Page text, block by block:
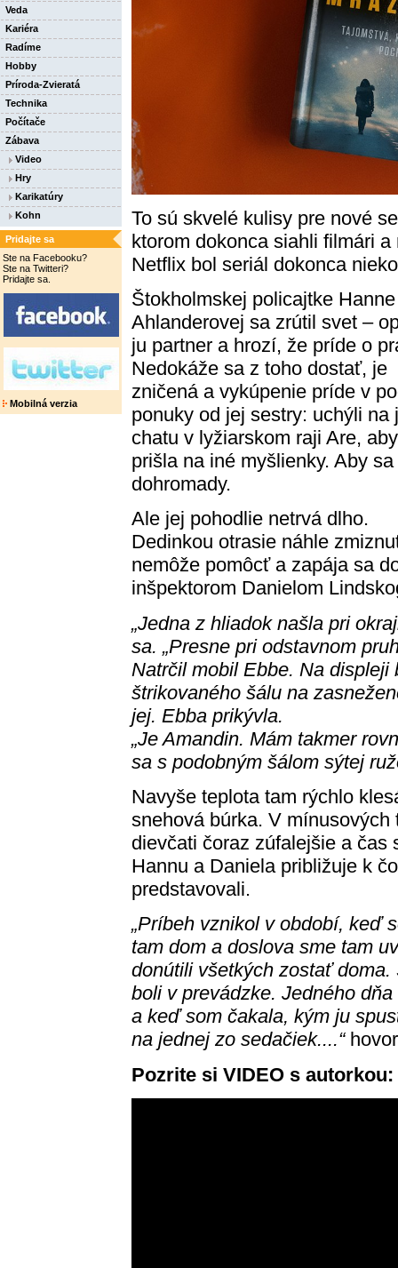
Veda
Kariéra
Radíme
Hobby
Príroda-Zvieratá
Technika
Počítače
Zábava
Video
Hry
Karikatúry
Kohn
Pridajte sa
Ste na Facebooku?
Ste na Twitteri?
Pridajte sa.
Mobilná verzia
To sú skvelé kulisy pre nové
ktorom dokonca siahli filmári
Netflix bol seriál dokonca
Štokholmskej policajtke Hanne
Ahlanderovej sa zrútil svet –
ju partner a hrozí, že príde o
Nedokáže sa z toho dostať, je
zničená a vykúpenie príde v
ponuky od jej sestry: uchýli na
chatu v lyžiarskom raji Are, aby
prišla na iné myšlienky. Aby
dohromady.
Ale jej pohodlie netrvá dlho.
Dedinkou otrasie náhle
nemôže pomôcť a zapája sa
inšpektorom Danielom
„Jedna z hliadok našla pri
sa. „Presne pri odstavnom
Natrčil mobil Ebbe. Na displeji
štrikovaného šálu na
jej. Ebba prikývla.
„Je Amandin. Mám takmer
sa s podobným šálom sýtej
Navyše teplota tam rýchlo
snehová búrka. V
dievčati čoraz zúfalejšie a čas
Hannu a Daniela približuje k
predstavovali.
„Príbeh vznikol v období, keď
tam dom a doslova sme tam
donútili všetkých zostať
boli v prevádzke. Jedného
a keď som čakala, kým ju
na jednej zo sedačiek....“
Pozrite si VIDEO s autorkou: